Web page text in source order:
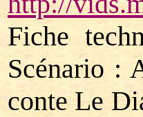
Fiche
Scénario :
conte Le